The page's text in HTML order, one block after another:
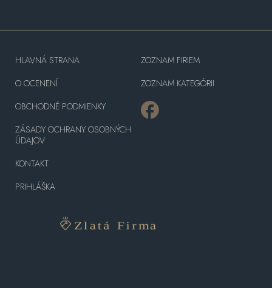
HLAVNÁ STRANA
O OCENENÍ
OBCHODNÉ PODMIENKY
ZÁSADY OCHRANY OSOBNÝCH
ÚDAJOV
KONTAKT
PRIHLÁŠKA
ZOZNAM FIRIEM
ZOZNAM KATEGÓRII